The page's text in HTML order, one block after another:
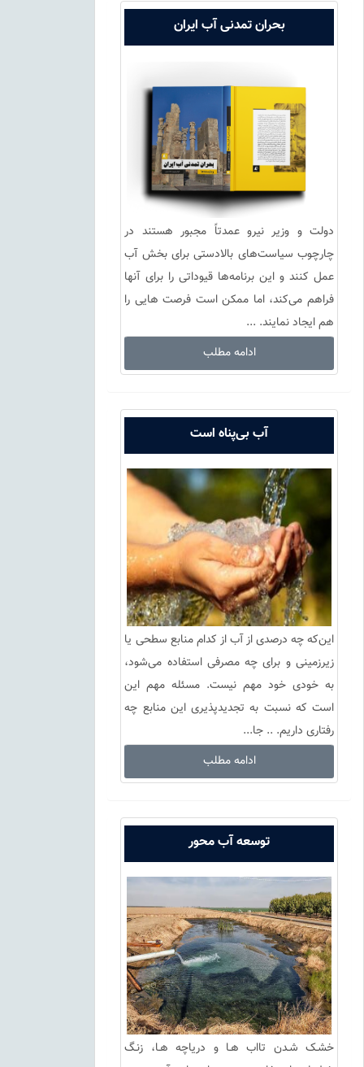
بحران تمدنی آب ایران
دولت و وزیر نیرو عمدتاً مجبور هستند در
چارچوب سیاست‌های بالادستی برای بخش آب
عمل کنند و این برنامه‌ها قیوداتی را برای آنها
فراهم می‌کند، اما ممکن است فرصت هایی را
هم ایجاد نمایند. ...
ادامه مطلب
آب بی‌پناه است
این‌که چه درصدی از آب از کدام منابع سطحی یا
زیرزمینی و برای چه مصرفی استفاده می‌شود،
به خودی خود مهم نیست. مسئله مهم این
است که نسبت به تجدید‌پذیری این منابع چه
رفتاری داریم. .. جا...
ادامه مطلب
توسعه آب محور
خشـک شـدن تااب هـا و دریاچه هـا، زنـگ